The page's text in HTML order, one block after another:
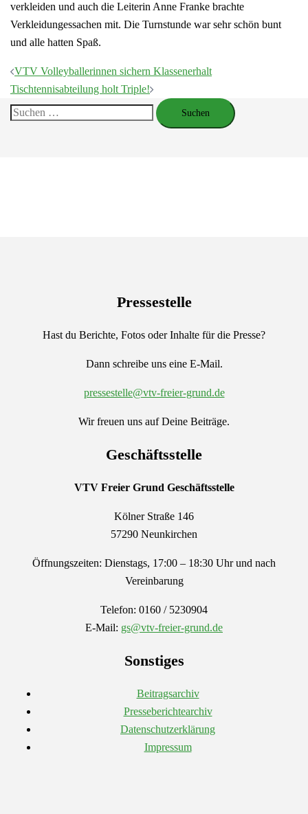
verkleiden und auch die Leiterin Anne Franke brachte
Verkleidungessachen mit. Die Turnstunde war sehr schön bunt
und alle hatten Spaß.
Beitragsnavigation
VTV Volleyballerinnen sichern Klassenerhalt
Tischtennisabteilung holt Triple!
Suchen
Pressestelle
Hast du Berichte, Fotos oder Inhalte für die Presse?
Dann schreibe uns eine E-Mail.
pressestelle@vtv-freier-grund.de
Wir freuen uns auf Deine Beiträge.
Geschäftsstelle
VTV Freier Grund Geschäftsstelle
Kölner Straße 146
57290 Neunkirchen
Öffnungszeiten: Dienstags, 17:00 – 18:30 Uhr und nach
Vereinbarung
Telefon: 0160 / 5230904
E-Mail: gs@vtv-freier-grund.de
Sonstiges
Beitragsarchiv
Presseberichtearchiv
Datenschutzerklärung
Impressum